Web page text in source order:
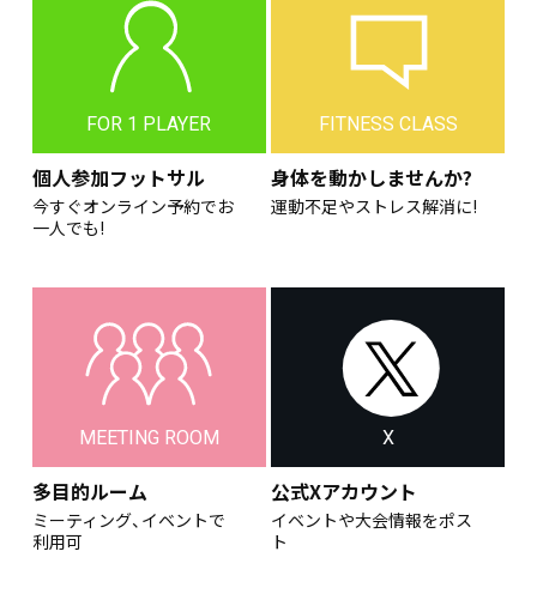
FOR 1 PLAYER
個人参加フットサル
今すぐオンライン予約でお
一人でも!
FITNESS CLASS
身体を動かしませんか?
運動不足やストレス解消に!
MEETING ROOM
多目的ルーム
ミーティング、イベントで
利用可
X
公式Xアカウント
イベントや大会情報をポス
ト